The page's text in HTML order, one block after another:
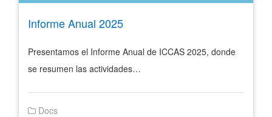
Informe Anual 2025
Presentamos el Informe Anual de ICCAS 2025, donde
se resumen las actividades…
Docs